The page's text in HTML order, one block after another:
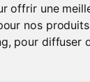
offrir une
nos
, pour diffuser